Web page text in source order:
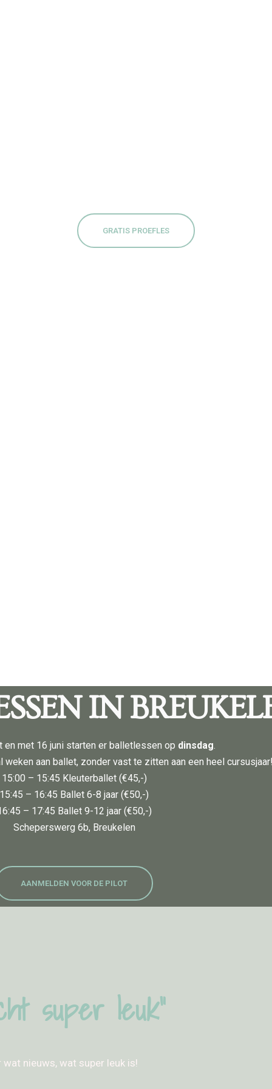
GRATIS PROEFLES
IN
en met 16 juni starten er balletlessen op dinsdag.
weken aan ballet, zonder vast te zitten aan een heel
15:00 – 15:45 Kleuterballet (€45,-)
15:45 – 16:45 Ballet 6-8 jaar (€50,-)
– 17:45 Ballet 9-12 jaar (€50,-)
Scheperswerg 6b, Breukelen
AANMELDEN VOOR DE PILOT
super leuk”
wat nieuws, wat super leuk is!